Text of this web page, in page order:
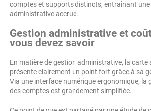
comptes et supports distincts, entraînant une
administrative accrue.
Gestion administrative et
vous devez savoir
En matière de gestion administrative, la carte
présente clairement un point fort grâce à sa
Via une interface numérique ergonomique, la
des comptes est grandement simplifiée.